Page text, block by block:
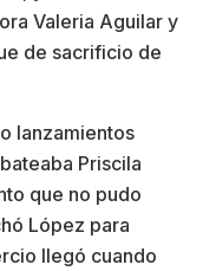
Valeria Aguilar y
de sacrificio de
lanzamientos
Priscila
que no pudo
López para
llegó cuando